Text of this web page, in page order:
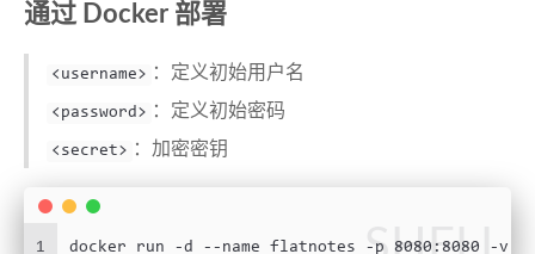
通过 Docker 部署
<username> ：定义初始用户名
<password> ：定义初始密码
<secret> ：加密密钥
1 docker run -d --name flatnotes -p 8080:8080 -v /root/